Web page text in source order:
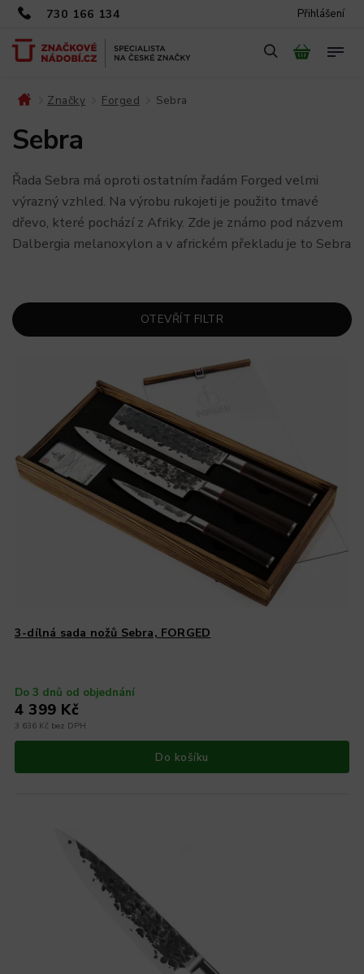
730 166 134 Přihlášení
Značky Forged Sebra
Sebra
Řada Sebra má oproti ostatním řadám Forged velmi
výrazný vzhled. Na výrobu rukojeti je použito tmavé
dřevo, které pochází z Afriky. Zde je známo pod názvem
Dalbergia melanoxylon a v africkém překladu je to Sebra
OTEVŘÍT FILTR
3-dílná sada nožů Sebra, FORGED
Do 3 dnů od objednání
3 636 Kč bez DPH
4 399 Kč
Do košíku